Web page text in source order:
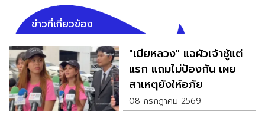
ข่าวที่เกี่ยวข้อง
"เมียหลวง" แฉผัวเจ้าชู้แต่
แรก แถมไม่ป้องกัน เผย
สาเหตุยังให้อภัย
08 กรกฎาคม 2569